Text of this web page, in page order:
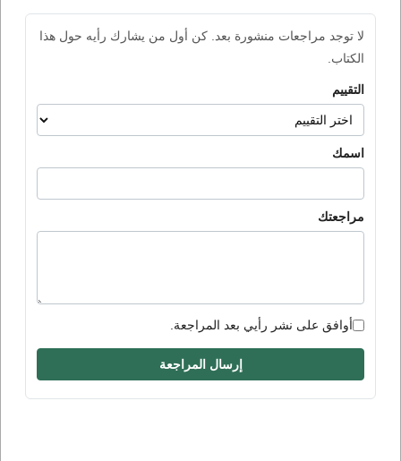
لا توجد مراجعات منشورة بعد. كن أول من يشارك رأيه حول هذا
الكتاب.
التقييم
اسمك
مراجعتك
أوافق على نشر رأيي بعد المراجعة.
إرسال المراجعة